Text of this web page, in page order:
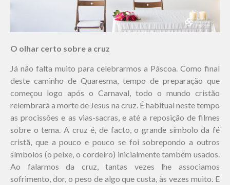
O olhar certo sobre a cruz
Já não falta muito para celebrarmos a Páscoa. Como final
deste caminho de Quaresma, tempo de preparação que
começou logo após o Carnaval, todo o mundo cristão
relembrará a morte de Jesus na cruz. É habitual neste tempo
as procissões e as vias-sacras, e até a reposição de filmes
sobre o tema. A cruz é, de facto, o grande símbolo da fé
cristã, que a pouco e pouco se foi sobrepondo a outros
símbolos (o peixe, o cordeiro) inicialmente também usados.
Ao falarmos da cruz, tantas vezes lhe associamos
sofrimento, dor, o peso de algo que custa, às vezes muito. E